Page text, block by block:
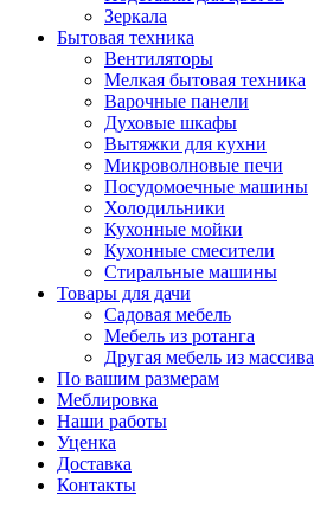
Зеркала
Бытовая техника
Вентиляторы
Мелкая бытовая техника
Варочные панели
Духовые шкафы
Вытяжки для кухни
Микроволновые печи
Посудомоечные машины
Холодильники
Кухонные мойки
Кухонные смесители
Стиральные машины
Товары для дачи
Садовая мебель
Мебель из ротанга
Другая мебель из массива
По вашим размерам
Меблировка
Наши работы
Уценка
Доставка
Контакты